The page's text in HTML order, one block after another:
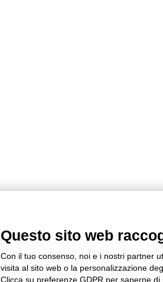
Questo sito web
Con il tuo consenso, noi e i nostri partner
visita al sito web o la personalizzazione
Clicca su preferenze GDPR per saperne di